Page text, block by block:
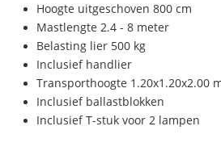
Hoogte uitgeschoven 800 cm
Mastlengte 2.4 - 8 meter
Belasting lier 500 kg
Inclusief handlier
Transporthoogte 1.20x1.20x2.00
Inclusief ballastblokken
Inclusief T-stuk voor 2 lampen